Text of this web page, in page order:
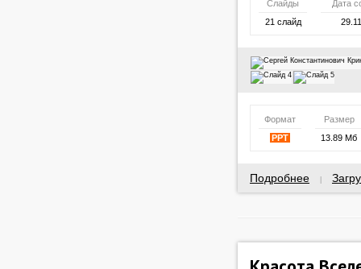
Слайды
Дата
21 слайд
Формат
Размер
PPT
13.89 Мб
Подробнее